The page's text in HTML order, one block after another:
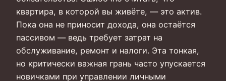
квартира, в которой вы живёте, — это актив.
Пока она не приносит дохода, она остаётся
пассивом — ведь требует затрат на
обслуживание, ремонт и налоги. Эта тонкая,
но критически важная грань часто упускается
новичками при управлении личными